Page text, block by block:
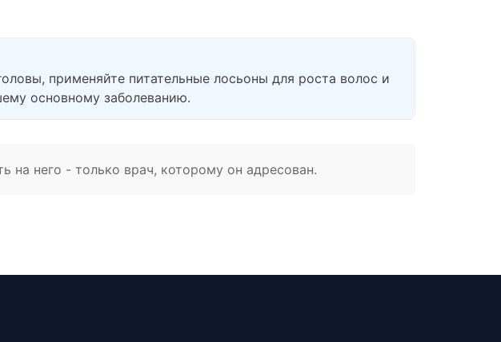
применяйте питательные лосьоны для роста волос и
основному заболеванию.
на него - только врач, которому он адресован.